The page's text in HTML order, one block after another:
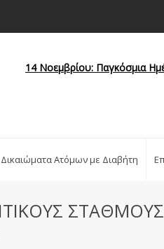
Δικαιώματα Ατόμων με Διαβήτη
14 Νοεμβρίου: Παγκόσμια
ΣΤΑΘΜΟΥΣ